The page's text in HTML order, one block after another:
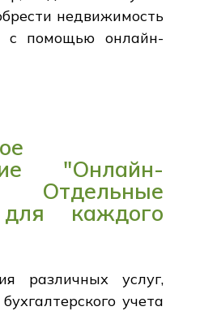
недвижимость
с помощью онлайн-
"Онлайн-
каждого
различных услуг,
учета